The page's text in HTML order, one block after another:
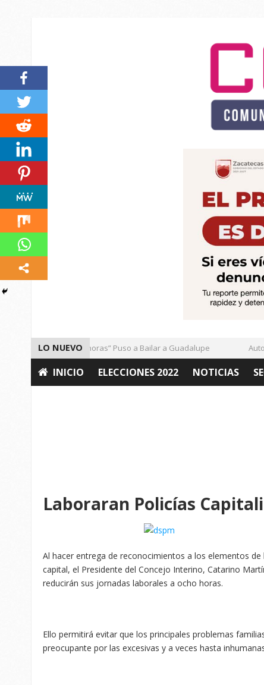
LO NUEVO
El Ritmo de las “Sonoras” Puso a Bailar a Guadalupe
INICIO ELECCIONES 2022 NOTICIAS
Laboraran Policías
Al hacer entrega de reconocimientos a los elementos de
capital, el Presidente del Concejo Interino, Catarino
reducirán sus jornadas laborales a ocho horas.
Ello permitirá evitar que los principales problemas
preocupante por las excesivas y a veces hasta